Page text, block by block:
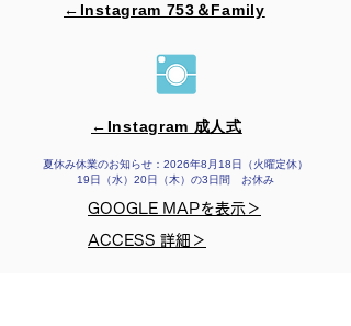
←Instagram 753＆​Family
←Instagram 成人式
夏休み休業のお知らせ：2026年8月18日（火曜定休）
19日（水）20日（木）の3日間 お休み
GOOGLE MAPを表示＞
ACCESS 詳細＞